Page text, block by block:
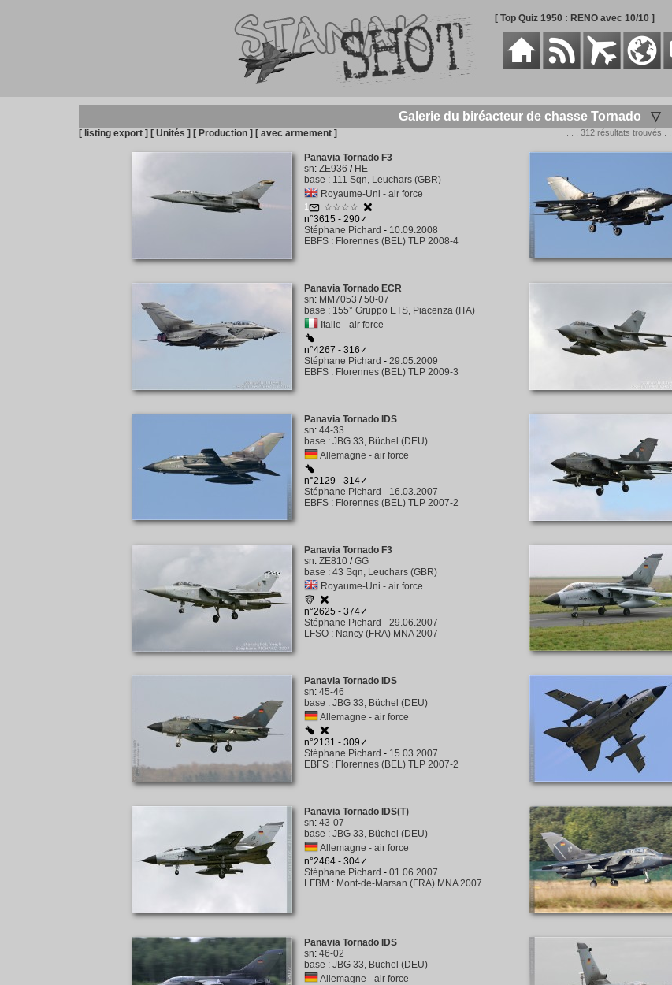
[ Top Quiz 1950 : RENO avec 10/10 ]
Galerie du biréacteur de chasse Tornado ▽
[ listing export ] [ Unités ] [ Production ] [ avec armement ] . . . 312 résultats trouvés . . .
Panavia Tornado F3
sn: ZE936 / HE
base : 111 Sqn, Leuchars (GBR)
Royaume-Uni - air force
1
☆☆☆☆
n°3615 - 290✓
Stéphane Pichard - 10.09.2008
EBFS : Florennes (BEL) TLP 2008-4
Panavia Tornado ECR
sn: MM7053 /50-07
base : 155° Gruppo ETS, Piacenza (ITA)
Italie - air force
n°4267 - 316✓
Stéphane Pichard - 29.05.2009
EBFS : Florennes (BEL) TLP 2009-3
Panavia Tornado IDS
sn: 44-33
base : JBG 33, Büchel (DEU)
Allemagne - air force
n°2129 - 314✓
Stéphane Pichard - 16.03.2007
EBFS : Florennes (BEL) TLP 2007-2
Panavia Tornado F3
sn: ZE810 /GG
base : 43 Sqn, Leuchars (GBR)
Royaume-Uni - air force
n°2625 - 374✓
Stéphane Pichard - 29.06.2007
LFSO : Nancy (FRA) MNA 2007
Panavia Tornado IDS
sn: 45-46
base : JBG 33, Büchel (DEU)
Allemagne - air force
n°2131 - 309✓
Stéphane Pichard - 15.03.2007
EBFS : Florennes (BEL) TLP 2007-2
Panavia Tornado IDS(T)
sn: 43-07
base : JBG 33, Büchel (DEU)
Allemagne - air force
n°2464 - 304✓
Stéphane Pichard - 01.06.2007
LFBM : Mont-de-Marsan (FRA) MNA 2007
Panavia Tornado IDS
sn: 46-02
base : JBG 33, Büchel (DEU)
Allemagne - air force